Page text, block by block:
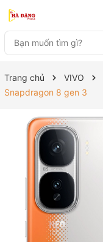
Trang chủ VIVO
Snapdragon 8 gen 3